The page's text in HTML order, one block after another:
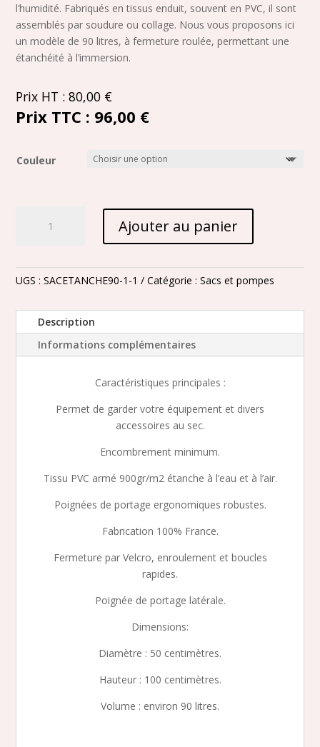
l’humidité. Fabriqués en tissus enduit, souvent en PVC, il sont
assemblés par soudure ou collage. Nous vous proposons ici
un modèle de 90 litres, à fermeture roulée, permettant une
étanchéité à l’immersion.
Prix HT : 80,00 €
Prix TTC : 96,00 €
Couleur
-
litres
Modèle
Ajouter au panier
UGS :SACETANCHE90-1-1 Catégorie :Sacs et pompes
Description
Informations complémentaires
Caractéristiques principales :
Permet de garder votre équipement et divers
accessoires au sec.
Encombrement minimum.
Tissu PVC armé 900gr/m2 étanche à l’eau et à l’air.
Poignées de portage ergonomiques robustes.
Fabrication 100% France.
Fermeture par Velcro, enroulement et boucles
rapides.
Poignée de portage latérale.
Dimensions:
Diamètre : 50 centimètres.
Hauteur : 100 centimètres.
Volume : environ 90 litres.